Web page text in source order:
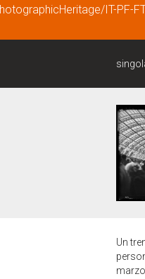
IT-PF-
Un